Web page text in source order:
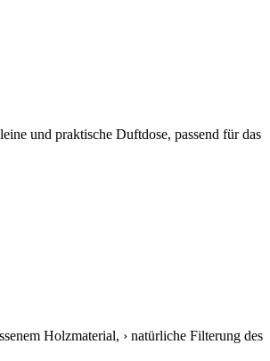
und praktische Duftdose, passend für das
Holzmaterial, › natürliche Filterung des